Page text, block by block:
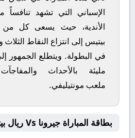
الإسباني التي تشهد تنافساً
الأندية، حيث يسعى كل من
بيتيس إلى انتزاع النقاط
في البطولة. ويتطلع الجمهور
مليئة بالأحداث
ملعب مونتيليفي.
بطاقة المباراة جيرونا Vs ريال بيتيس